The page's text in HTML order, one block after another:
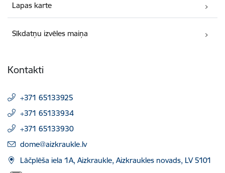
Lapas karte
Sīkdatņu izvēles maiņa
Kontakti
+371 65133925
+371 65133934
+371 65133930
E-pasts:
dome@aizkraukle.lv
Lāčplēša iela 1A, Aizkraukle, Aizkraukles novads, LV 5101